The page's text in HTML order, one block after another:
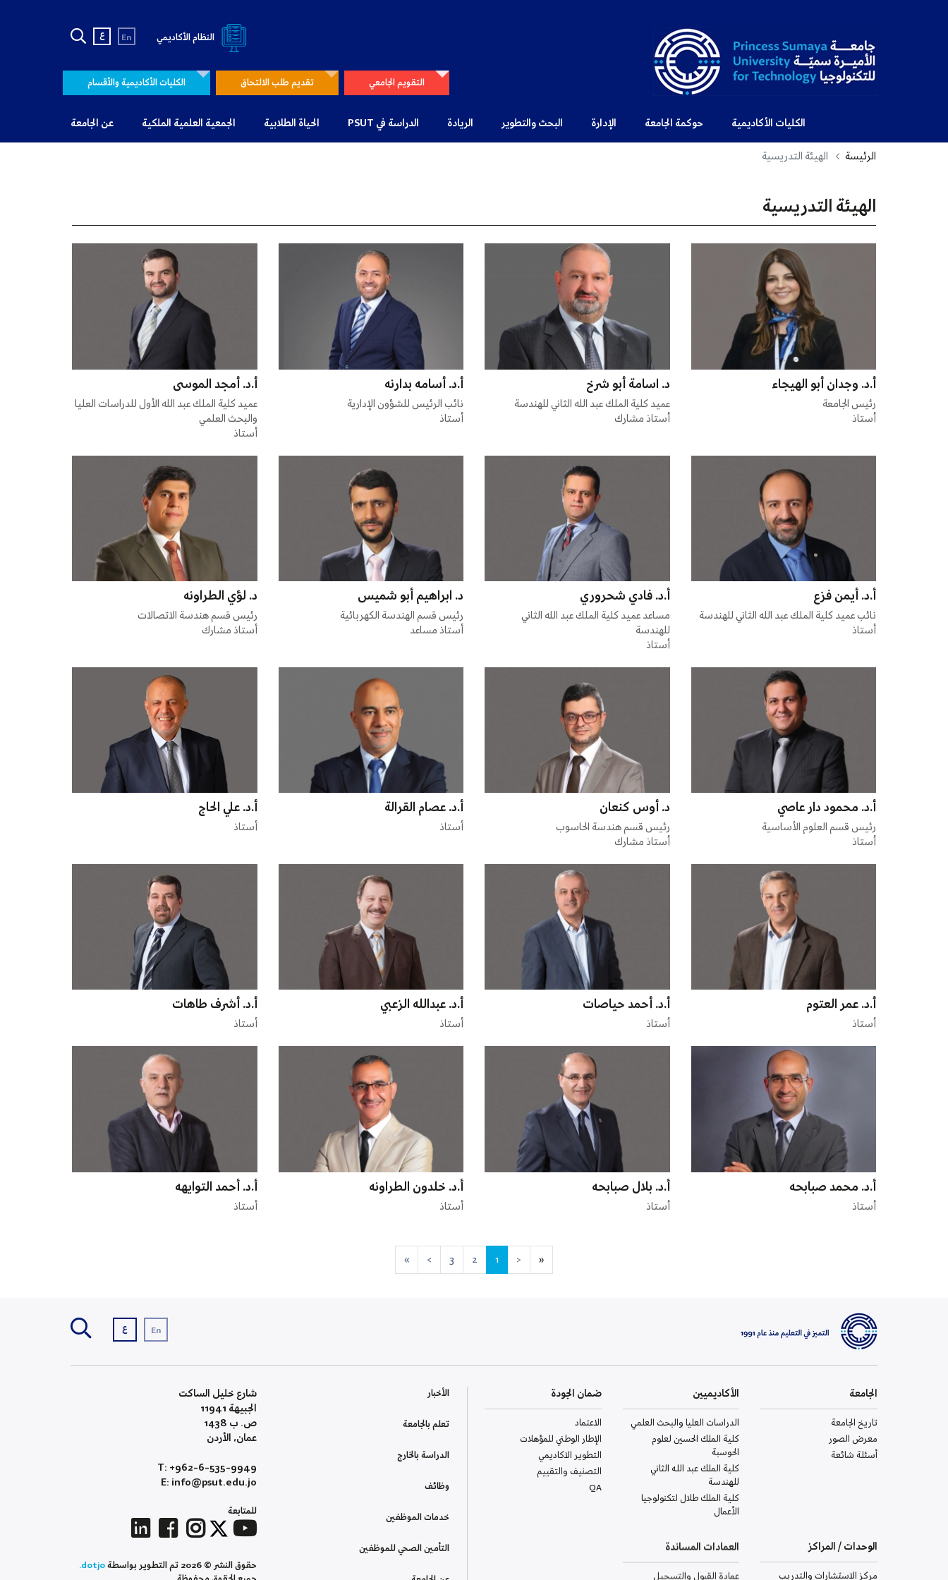
النظام الأكاديمي En ع
التقويم الجامعي تقديم طلب الالتحاق الكليات الأكاديمية والأقسام
الكليات الأكاديمية حوكمة الجامعة الإدارة البحث والتطوير الريادة الدراسة في PSUT الحياة الطلابية الجمعية العلمية الملكية عن الجامعة
الرئيسة الهيئة التدريسية
الهيئة التدريسية
أ.د. وجدان أبو الهيجاء
رئيس الجامعة
أستاذ
د. اسامة أبو شرخ
عميد كلية الملك عبد الله الثاني للهندسة
أستاذ مشارك
أ.د. أسامه بدارنه
نائب الرئيس للشؤون الإدارية
أستاذ
أ.د. أمجد الموسى
عميد كلية الملك عبد الله الأول للدراسات العليا
والبحث العلمي
أستاذ
أ.د. أيمن فزع
نائب عميد كلية الملك عبد الله الثاني للهندسة
أستاذ
أ.د. فادي شحروري
مساعد عميد كلية الملك عبد الله الثاني
للهندسة
أستاذ
د. ابراهيم أبو شميس
رئيس قسم الهندسة الكهربائية
أستاذ مساعد
د. لؤي الطراونه
رئيس قسم هندسة الاتصالات
أستاذ مشارك
أ.د. محمود دار عاصي
رئيس قسم العلوم الأساسية
أستاذ
د. أوس كنعان
رئيس قسم هندسة الحاسوب
أستاذ مشارك
أ.د. عصام القرالة
أستاذ
أ.د. علي الحاج
أستاذ
أ.د. عمر العتوم
أستاذ
أ.د. أحمد حياصات
أستاذ
أ.د. عبدالله الزعبي
أستاذ
أ.د. أشرف طاهات
أستاذ
أ.د. محمد صبابحه
أستاذ
أ.د. بلال صبابحه
أستاذ
أ.د. خلدون الطراونه
أستاذ
أ.د. أحمد التوايهه
أستاذ
«
<
1
2
3
>
»
En ع
الجامعة
تاريخ الجامعة
معرض الصور
أسئلة شائعة
الأكاديميين
الدراسات العليا والبحث العلمي
كلية الملك الحسين لعلوم
الحوسبة
كلية الملك عبد الله الثاني
للهندسة
كلية الملك طلال لتكنولوجيا
الأعمال
ضمان الجودة
الاعتماد
الإطار الوطني للمؤهلات
التطوير الاكاديمي
التصنيف والتقييم
QA
الوحدات / المراكز
مركز الاستشارات والتدريب
العمادات المساندة
عمادة القبول والتسجيل
الأخبار
تعلم بالجامعة
الدراسة بالخارج
وظائف
خدمات الموظفين
التأمين الصحي للموظفين
شارع خليل الساكت
الجبيهة 11941
ص. ب 1438
عمان، الأردن
T: +962-6-535-9949
E: info@psut.edu.jo
للمتابعة
حقوق النشر © 2026 تم التطوير بواسطة
dotjo.